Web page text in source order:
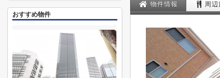
物件情報 周
おすすめ物件